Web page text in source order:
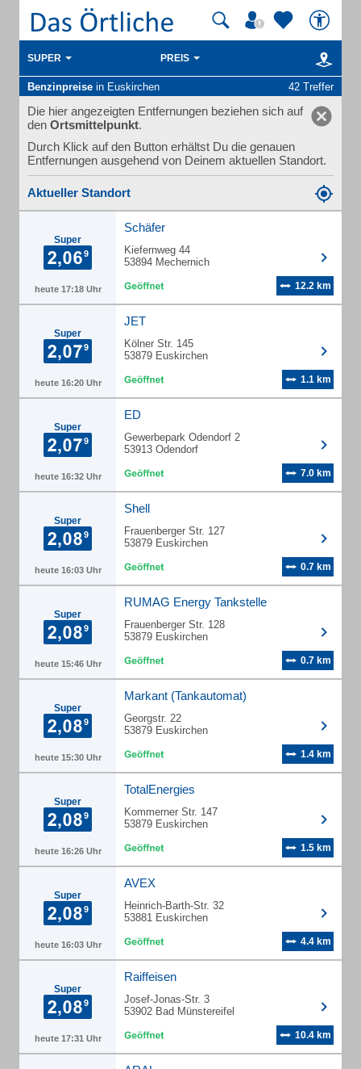
SUPER PREIS
Benzinpreise in Euskirchen 42 Treffer
Die hier angezeigten Entfernungen beziehen sich auf
den Ortsmittelpunkt.
Durch Klick auf den Button erhältst Du die genauen
Entfernungen ausgehend von Deinem aktuellen Standort.
Aktueller Standort
Super
heute 17:18 Uhr
Schäfer
Kiefernweg 44
53894 Mechernich
12.2 km
Super
heute 16:20 Uhr
JET
Kölner Str. 145
53879 Euskirchen
1.1 km
Super
heute 16:32 Uhr
ED
Gewerbepark Odendorf 2
53913 Odendorf
7.0 km
Super
heute 16:03 Uhr
Shell
Frauenberger Str. 127
53879 Euskirchen
0.7 km
Super
heute 15:46 Uhr
RUMAG Energy Tankstelle
Frauenberger Str. 128
53879 Euskirchen
0.7 km
Super
heute 15:30 Uhr
Markant (Tankautomat)
Georgstr. 22
53879 Euskirchen
1.4 km
Super
heute 16:26 Uhr
TotalEnergies
Kommerner Str. 147
53879 Euskirchen
1.5 km
Super
heute 16:03 Uhr
AVEX
Heinrich-Barth-Str. 32
53881 Euskirchen
4.4 km
Super
heute 17:31 Uhr
Raiffeisen
Josef-Jonas-Str. 3
53902 Bad Münstereifel
10.4 km